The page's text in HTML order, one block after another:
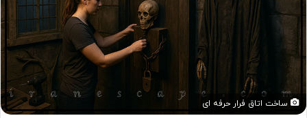
ساخت اتاق فرار حرفه‌ ای